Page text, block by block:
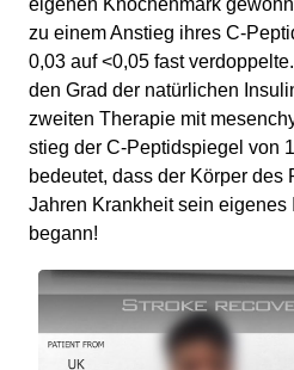
zu einem Anstieg ihres C-
0,03 auf <0,05 fast
den Grad der natürlichen
zweiten Therapie mit
stieg der C-Peptidspiegel von
bedeutet, dass der Körper des
Jahren Krankheit sein eigenes
begann!